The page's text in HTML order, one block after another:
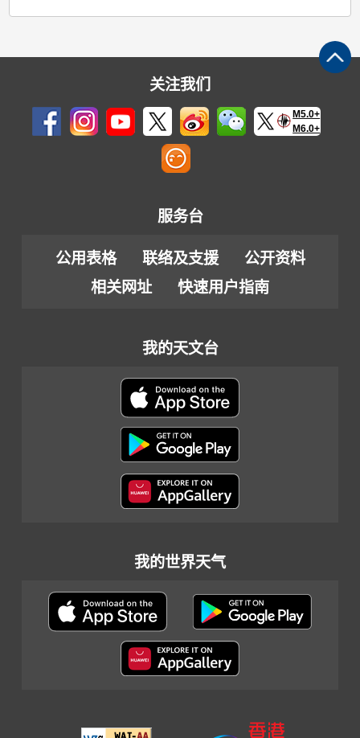
关注我们
M5.0+
M6.0+
服务台
公用表格 联络及支援
公开资料
相关网址
快速用户指南
我的天文台
我的世界天气